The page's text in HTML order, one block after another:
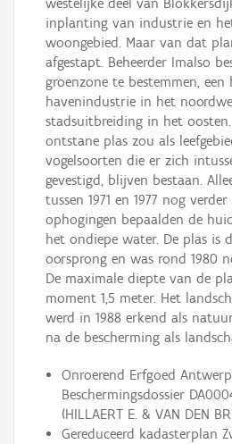
westelijke deel van
inplanting van industrie en
woongebied. Maar van dat
afgestapt. Beheerder Imalso
groenzone te bestemmen,
havenindustrie in het
stadsuitbreiding in het
ontstane plas zou als
vogelsoorten die er zich
gevestigd, blijven bestaan.
tussen 1971 en 1977 nog
ophogingen bepaalden de
het ondiepe water. De plas is
oorsprong en was rond 1980
De maximale diepte van de
moment 1,5 meter. Het
werd in 1988 erkend als
na de bescherming als
Onroerend Erfgoed
Beschermingsdossier
(HILLAERT E. & VAN DEN
Gereduceerd kadasterplan